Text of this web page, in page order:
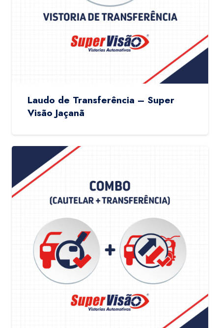
Laudo de Transferência – Super
Visão Jaçanã